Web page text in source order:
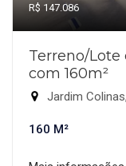
R$ 147.086
Terreno/
com 160m²
Jardim
160 M²